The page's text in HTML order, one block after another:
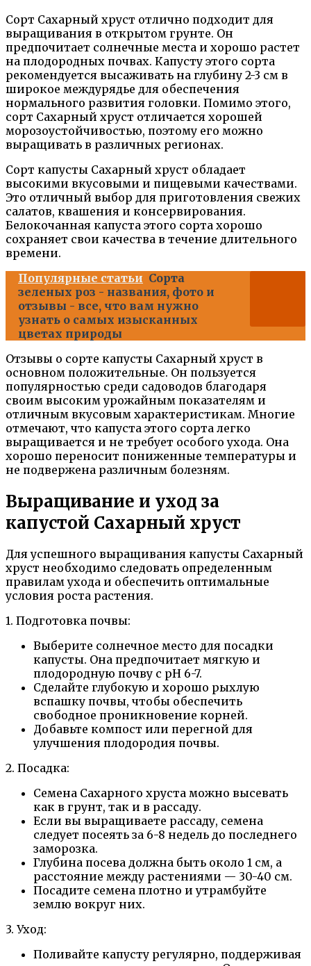
Сорт Сахарный хруст отлично подходит для
выращивания в открытом грунте. Он
предпочитает солнечные места и хорошо растет
на плодородных почвах. Капусту этого сорта
рекомендуется высаживать на глубину 2-3 см в
широкое междурядье для обеспечения
нормального развития головки. Помимо этого,
сорт Сахарный хруст отличается хорошей
морозоустойчивостью, поэтому его можно
выращивать в различных регионах.
Сорт капусты Сахарный хруст обладает
высокими вкусовыми и пищевыми качествами.
Это отличный выбор для приготовления свежих
салатов, квашения и консервирования.
Белокочанная капуста этого сорта хорошо
сохраняет свои качества в течение длительного
времени.
Популярные статьи Сорта
зеленых роз - названия, фото и
отзывы - все, что вам нужно
узнать о самых изысканных
цветах природы
Отзывы о сорте капусты Сахарный хруст в
основном положительные. Он пользуется
популярностью среди садоводов благодаря
своим высоким урожайным показателям и
отличным вкусовым характеристикам. Многие
отмечают, что капуста этого сорта легко
выращивается и не требует особого ухода. Она
хорошо переносит пониженные температуры и
не подвержена различным болезням.
Выращивание и уход за
капустой Сахарный хруст
Для успешного выращивания капусты Сахарный
хруст необходимо следовать определенным
правилам ухода и обеспечить оптимальные
условия роста растения.
1. Подготовка почвы:
Выберите солнечное место для посадки
капусты. Она предпочитает мягкую и
плодородную почву с pH 6-7.
Сделайте глубокую и хорошо рыхлую
вспашку почвы, чтобы обеспечить
свободное проникновение корней.
Добавьте компост или перегной для
улучшения плодородия почвы.
2. Посадка:
Семена Сахарного хруста можно высевать
как в грунт, так и в рассаду.
Если вы выращиваете рассаду, семена
следует посеять за 6-8 недель до последнего
заморозка.
Глубина посева должна быть около 1 см, а
расстояние между растениями — 30-40 см.
Посадите семена плотно и утрамбуйте
землю вокруг них.
3. Уход:
Поливайте капусту регулярно, поддерживая